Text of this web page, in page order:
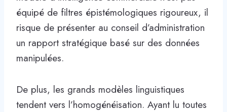
équipé de filtres épistémologiques rigoureux, il
risque de présenter au conseil d’administration
un rapport stratégique basé sur des données
manipulées.
De plus, les grands modèles linguistiques
tendent vers l’homogénéisation. Ayant lu toutes